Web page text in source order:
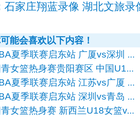
石家庄翔蓝录像 湖北文旅
能会喜欢以下内容！
夏季联赛启东站 广厦vs深圳 ...
女篮热身赛贵阳赛区 中国U1...
夏季联赛启东站 江苏vs广厦 ...
夏季联赛启东站 深圳vs青岛 ...
女篮热身赛 新西兰U18女篮v...